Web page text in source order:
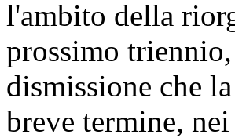
l'ambito della
prossimo
dismissione che
breve termine,